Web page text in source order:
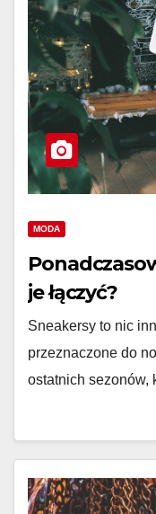
MODA
je łączyć?
Sneakersy to nic
przeznaczone do
ostatnich sezonów,